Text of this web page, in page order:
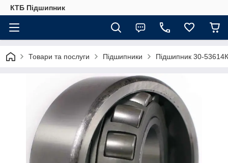
КТБ Підшипник
Товари та послуги Підшипники Підшипник 30-